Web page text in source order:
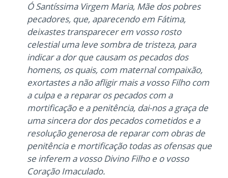
Ó Santíssima Virgem Maria, Mãe dos pobres
pecadores, que, aparecendo em Fátima,
deixastes transparecer em vosso rosto
celestial uma leve sombra de tristeza, para
indicar a dor que causam os pecados dos
homens, os quais, com maternal compaixão,
exortastes a não afligir mais a vosso Filho com
a culpa e a reparar os pecados com a
mortificação e a penitência, dai-nos a graça de
uma sincera dor dos pecados cometidos e a
resolução generosa de reparar com obras de
penitência e mortificação todas as ofensas que
se inferem a vosso Divino Filho e o vosso
Coração Imaculado.